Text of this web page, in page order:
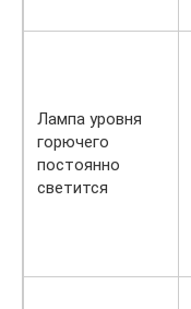
Лампа уровня
горючего
постоянно
светится